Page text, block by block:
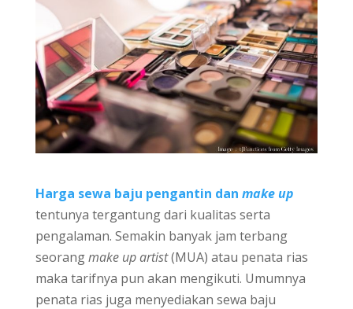
Harga sewa baju pengantin dan make up
tentunya tergantung dari kualitas serta
pengalaman. Semakin banyak jam terbang
seorangmake up artist(MUA) atau penata rias
maka tarifnya pun akan mengikuti. Umumnya
penata rias juga menyediakan sewa baju